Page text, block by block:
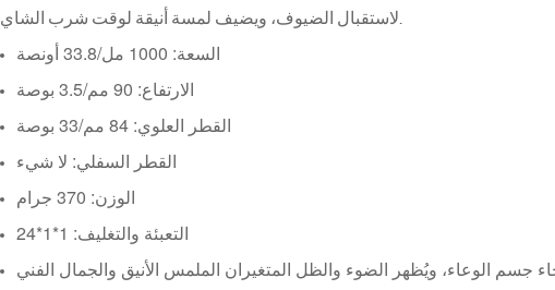
السعة: 1000 مل/33.8 أونصة
الارتفاع: 90 مم/3.5 بوصة
القطر العلوي: 84 مم/33 بوصة
القطر السفلي: لا شيء
الوزن: 370 جرام
التعبئة والتغليف: 1*1*24
جسم الوعاء، ويُظهر الضوء والظل المتغيران الملمس الأنيق والجمال الفني